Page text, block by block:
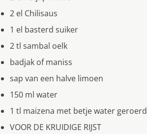
2 el Chilisaus
1 el basterd suiker
2 tl sambal oelk
badjak of maniss
sap van een halve limoen
150 ml water
1 tl maizena met betje water geroerd
VOOR DE KRUIDIGE RIJST